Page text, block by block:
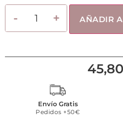
AÑADIR
45,80
Envío Gratis
Pedidos +50€